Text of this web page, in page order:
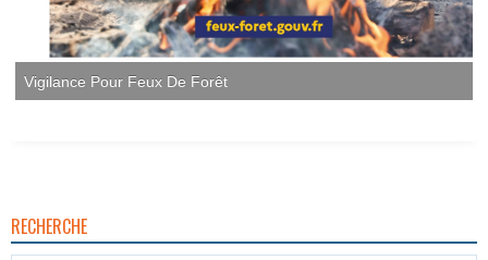
Vigilance Pour Feux De Forêt
RECHERCHE